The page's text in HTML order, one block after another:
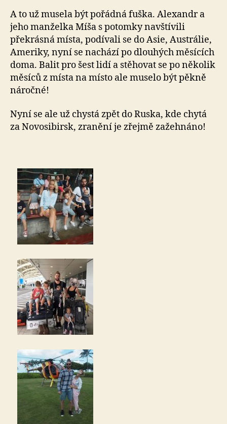
A to už musela být pořádná fuška. Alexandr a
jeho manželka Míša s potomky navštívili
překrásná místa, podívali se do Asie, Austrálie,
Ameriky, nyní se nachází po dlouhých měsících
doma. Balit pro šest lidí a stěhovat se po několik
měsíců z místa na místo ale muselo být pěkně
náročné!
Nyní se ale už chystá zpět do Ruska, kde chytá
za Novosibirsk, zranění je zřejmě zažehnáno!